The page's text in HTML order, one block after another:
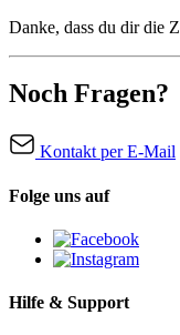
Danke, dass du dir die
Noch Fragen?
Kontakt per E-Mail
Folge uns auf
Hilfe & Support